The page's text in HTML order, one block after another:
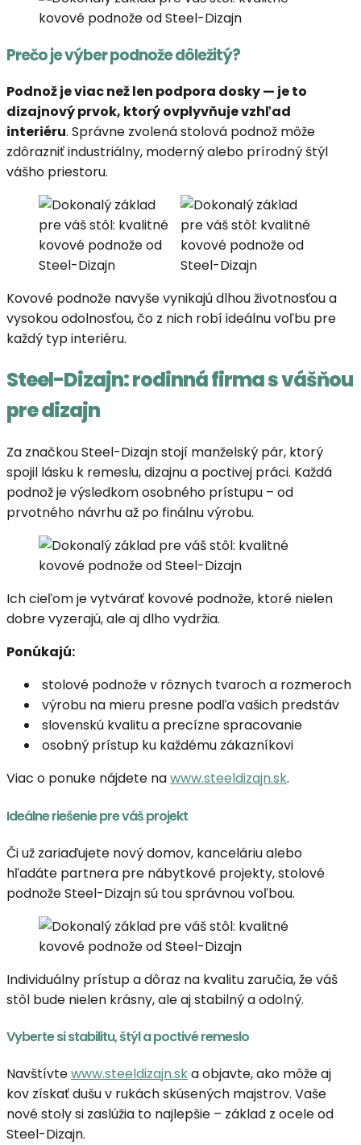
Prečo je výber podnože dôležitý?
Podnož je viac než len podpora dosky — je to
dizajnový prvok, ktorý ovplyvňuje vzhľad
interiéru. Správne zvolená stolová podnož môže
zdôrazniť industriálny, moderný alebo prírodný štýl
vášho priestoru.
Kovové podnože navyše vynikajú dlhou životnosťou a
vysokou odolnosťou, čo z nich robí ideálnu voľbu pre
každý typ interiéru.
Steel-Dizajn: rodinná firma s vášňou
pre dizajn
Za značkou Steel-Dizajn stojí manželský pár, ktorý
spojil lásku k remeslu, dizajnu a poctivej práci. Každá
podnož je výsledkom osobného prístupu – od
prvotného návrhu až po finálnu výrobu.
Ich cieľom je vytvárať kovové podnože, ktoré nielen
dobre vyzerajú, ale aj dlho vydržia.
Ponúkajú:
stolové podnože v rôznych tvaroch a rozmeroch
výrobu na mieru presne podľa vašich predstáv
slovenskú kvalitu a precízne spracovanie
osobný prístup ku každému zákazníkovi
Viac o ponuke nájdete nawww.steeldizajn.sk.
Ideálne riešenie pre váš projekt
Či už zariaďujete nový domov, kanceláriu alebo
hľadáte partnera pre nábytkové projekty, stolové
podnože Steel-Dizajn sú tou správnou voľbou.
Individuálny prístup a dôraz na kvalitu zaručia, že váš
stôl bude nielen krásny, ale aj stabilný a odolný.
Vyberte si stabilitu, štýl a poctivé remeslo
Navštívtewww.steeldizajn.ska objavte, ako môže aj
kov získať dušu v rukách skúsených majstrov. Vaše
nové stoly si zaslúžia to najlepšie – základ z ocele od
Steel-Dizajn.